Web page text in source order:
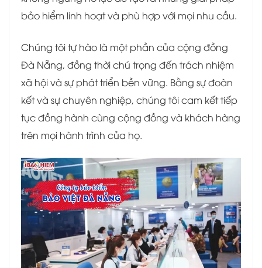
bảo hiểm linh hoạt và phù hợp với mọi nhu cầu.
Chúng tôi tự hào là một phần của cộng đồng
Đà Nẵng, đồng thời chú trọng đến trách nhiệm
xã hội và sự phát triển bền vững. Bằng sự đoàn
kết và sự chuyên nghiệp, chúng tôi cam kết tiếp
tục đồng hành cùng cộng đồng và khách hàng
trên mọi hành trình của họ.